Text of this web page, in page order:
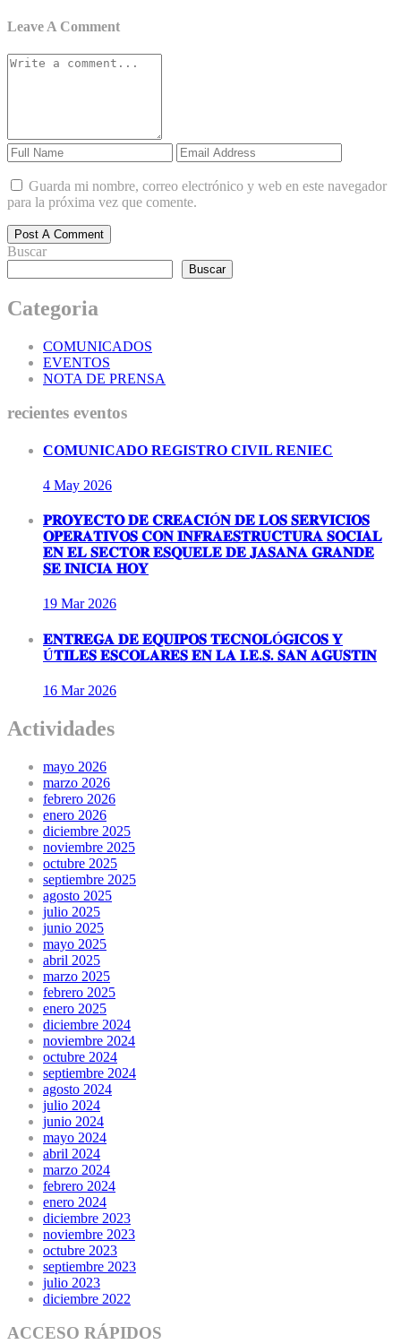
Leave A Comment
Guarda mi nombre, correo electrónico y web en este navegador
para la próxima vez que comente.
Post A Comment
Buscar
Buscar
Categoria
COMUNICADOS
EVENTOS
NOTA DE PRENSA
recientes eventos
COMUNICADO REGISTRO CIVIL RENIEC
4 May 2026
𝐏𝐑𝐎𝐘𝐄𝐂𝐓𝐎 𝐃𝐄 𝐂𝐑𝐄𝐀𝐂𝐈Ó𝐍 𝐃𝐄 𝐋𝐎𝐒 𝐒𝐄𝐑𝐕𝐈𝐂𝐈𝐎𝐒
𝐎𝐏𝐄𝐑𝐀𝐓𝐈𝐕𝐎𝐒 𝐂𝐎𝐍 𝐈𝐍𝐅𝐑𝐀𝐄𝐒𝐓𝐑𝐔𝐂𝐓𝐔𝐑𝐀 𝐒𝐎𝐂𝐈𝐀𝐋
𝐄𝐍 𝐄𝐋 𝐒𝐄𝐂𝐓𝐎𝐑 𝐄𝐒𝐐𝐔𝐄𝐋𝐄 𝐃𝐄 𝐉𝐀𝐒𝐀𝐍𝐀 𝐆𝐑𝐀𝐍𝐃𝐄
𝐒𝐄 𝐈𝐍𝐈𝐂𝐈𝐀 𝐇𝐎𝐘
19 Mar2026
𝐄𝐍𝐓𝐑𝐄𝐆𝐀 𝐃𝐄 𝐄𝐐𝐔𝐈𝐏𝐎𝐒 𝐓𝐄𝐂𝐍𝐎𝐋Ó𝐆𝐈𝐂𝐎𝐒 𝐘
Ú𝐓𝐈𝐋𝐄𝐒 𝐄𝐒𝐂𝐎𝐋𝐀𝐑𝐄𝐒 𝐄𝐍 𝐋𝐀 𝐈.𝐄.𝐒. 𝐒𝐀𝐍 𝐀𝐆𝐔𝐒𝐓𝐈𝐍
16 Mar2026
Actividades
mayo 2026
marzo 2026
febrero 2026
enero 2026
diciembre 2025
noviembre 2025
octubre 2025
septiembre 2025
agosto 2025
julio 2025
junio 2025
mayo 2025
abril 2025
marzo 2025
febrero 2025
enero 2025
diciembre 2024
noviembre 2024
octubre 2024
septiembre 2024
agosto 2024
julio 2024
junio 2024
mayo 2024
abril 2024
marzo 2024
febrero 2024
enero 2024
diciembre 2023
noviembre 2023
octubre 2023
septiembre 2023
julio 2023
diciembre 2022
ACCESO RÁPIDOS